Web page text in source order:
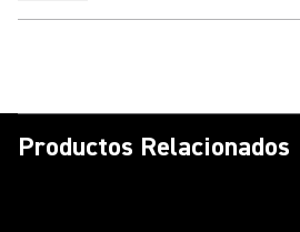
Productos Relacionados